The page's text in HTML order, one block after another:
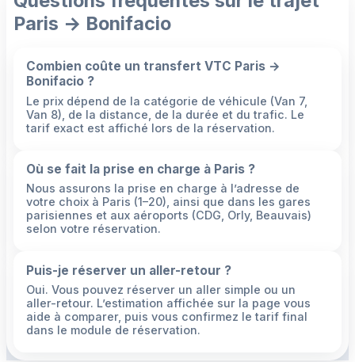
Paris → Bonifacio
Combien coûte un transfert VTC Paris →
Bonifacio ?
Le prix dépend de la catégorie de véhicule (Van 7,
Van 8), de la distance, de la durée et du trafic. Le
tarif exact est affiché lors de la réservation.
Où se fait la prise en charge à Paris ?
Nous assurons la prise en charge à l’adresse de
votre choix à Paris (1–20), ainsi que dans les gares
parisiennes et aux aéroports (CDG, Orly, Beauvais)
selon votre réservation.
Puis-je réserver un aller-retour ?
Oui. Vous pouvez réserver un aller simple ou un
aller-retour. L’estimation affichée sur la page vous
aide à comparer, puis vous confirmez le tarif final
dans le module de réservation.